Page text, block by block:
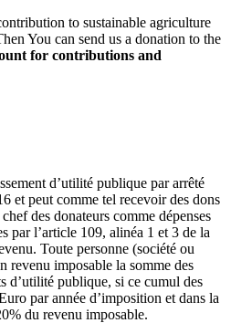
to sustainable agriculture
You can send us a donation to the
for contributions and
d’utilité publique par arrêté
et peut comme tel recevoir des dons
des donateurs comme dépenses
par l’article 109, alinéa 1 et 3 de la
Toute personne (société ou
revenu imposable la somme des
d’utilité publique, si ce cumul des
par année d’imposition et dans la
du revenu imposable.